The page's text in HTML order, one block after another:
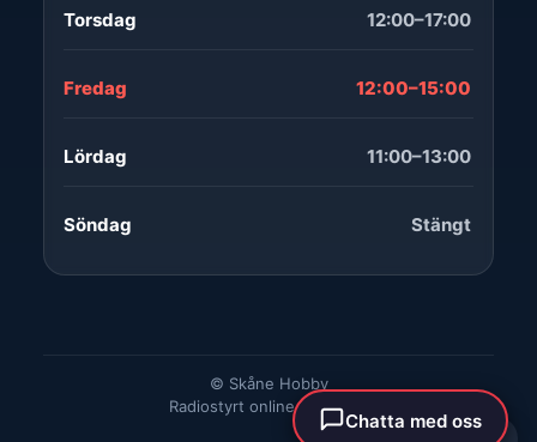
Torsdag 12:00–17:00
Fredag 12:00–15:00
Lördag 11:00–13:00
Söndag Stängt
© Skåne Hobby
Radiostyrt online & i Skåne
Chatta med oss